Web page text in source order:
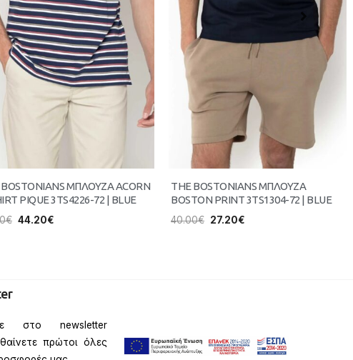
BOSTONIANS ΜΠΛΟΥΖΑ ACORN
PIQUE 3TS4226-72 | BLUE
€ 44.20€
THE BOSTONIANS ΜΠΛΟΥΖΑ
BOSTON PRINT 3TS1304-72 | BLUE
40.00€ 27.20€
στο newsletter
πρώτοι όλες